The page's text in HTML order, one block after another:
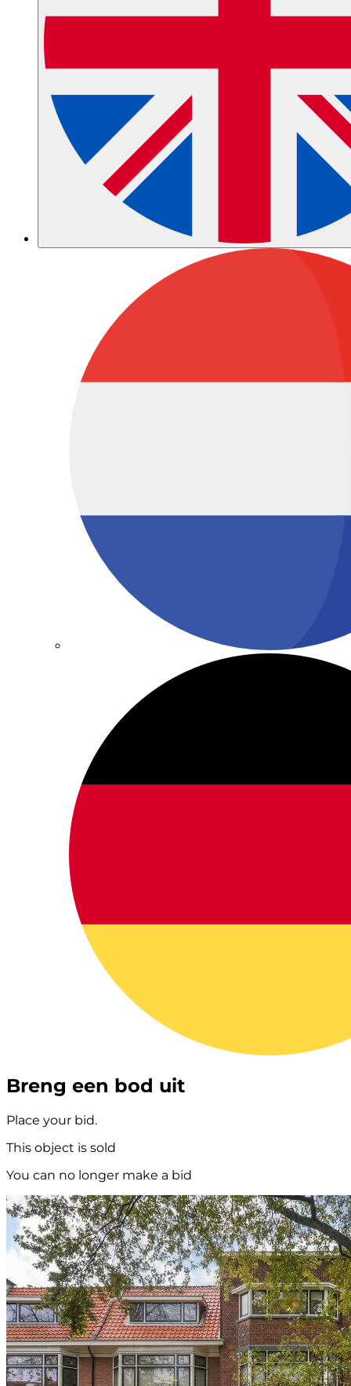
Breng een bod uit
Place your bid.
This object is sold
You can no longer make a bid